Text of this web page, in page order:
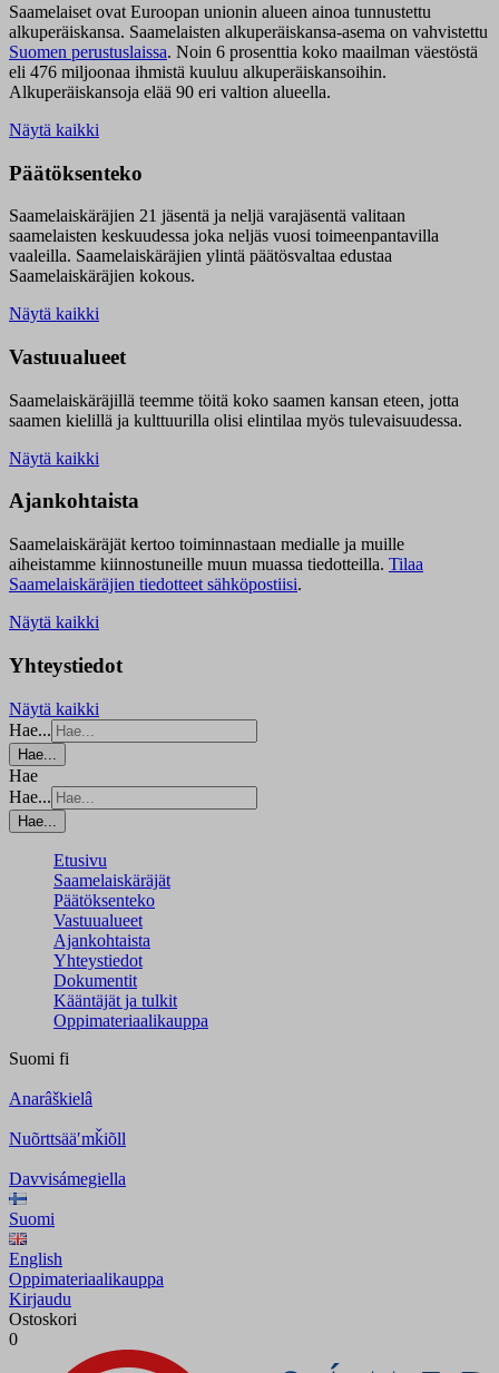
Saamelaiset ovat Euroopan unionin alueen ainoa tunnustettu
alkuperäiskansa. Saamelaisten alkuperäiskansa-asema on vahvistettu
Suomen perustuslaissa. Noin 6 prosenttia koko maailman väestöstä
eli 476 miljoonaa ihmistä kuuluu alkuperäiskansoihin.
Alkuperäiskansoja elää 90 eri valtion alueella.
Näytä kaikki
Päätöksenteko
Saamelaiskäräjien 21 jäsentä ja neljä varajäsentä valitaan
saamelaisten keskuudessa joka neljäs vuosi toimeenpantavilla
vaaleilla. Saamelaiskäräjien ylintä päätösvaltaa edustaa
Saamelaiskäräjien kokous.
Näytä kaikki
Vastuualueet
Saamelaiskäräjillä teemme töitä koko saamen kansan eteen, jotta
saamen kielillä ja kulttuurilla olisi elintilaa myös tulevaisuudessa.
Näytä kaikki
Ajankohtaista
Saamelaiskäräjät kertoo toiminnastaan medialle ja muille
aiheistamme kiinnostuneille muun muassa tiedotteilla. Tilaa
Saamelaiskäräjien tiedotteet sähköpostiisi.
Näytä kaikki
Yhteystiedot
Näytä kaikki
Hae...
Hae...
Hae
Hae...
Hae...
Etusivu
Saamelaiskäräjät
Päätöksenteko
Vastuualueet
Ajankohtaista
Yhteystiedot
Dokumentit
Kääntäjät ja tulkit
Oppimateriaalikauppa
Suomi fi
Anarâškielâ
Nuõrttsääʹmǩiõll
Davvisámegiella
Suomi
English
Oppimateriaalikauppa
Kirjaudu
Ostoskori
0